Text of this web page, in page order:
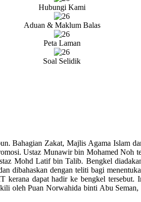
Hubungi Kami
Aduan & Maklum Balas
Peta Laman
Soal Selidik
Bahagian Zakat, Majlis Agama Islam
Ustaz Munawir bin Mohamed Noh
Mohd Latif bin Talib. Bengkel
dibahaskan dengan teliti bagi
dapat hadir ke bengkel
oleh Puan Norwahida binti Abu